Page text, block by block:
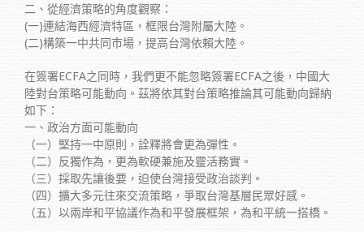
二、從經濟策略的角度觀察：
(一)連結海西經濟特區，框限台灣附屬大陸。
(二)構築一中共同市場，提高台灣依賴大陸。
在簽署ECFA之同時，我們更不能忽略簽署ECFA之後，中國大
陸對台策略可能動向。茲將依其對台策略推論其可能動向歸納
如下：
一、政治方面可能動向
（一）堅持一中原則，詮釋將會更為彈性。
（二）反獨作為，更為軟硬兼施及靈活務實。
（三）採取先讓後要，迫使台灣接受政治談判。
（四）擴大多元往來交流策略，爭取台灣基層民眾好感。
（五）以兩岸和平協議作為和平發展框架，為和平統一搭橋。